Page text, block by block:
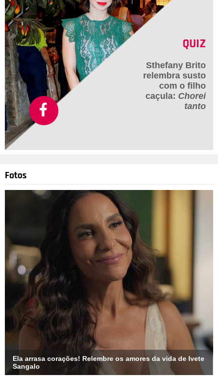
QUIZ
Sthefany Brito
relembra susto
com o filho
caçula: Chorei
tanto
Fotos
Ela arrasa corações! Relembre os amores da vida de Ivete
Sangalo